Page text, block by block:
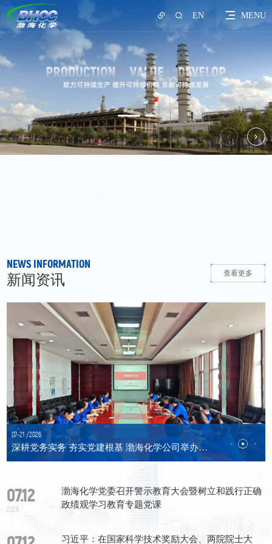
EN MENU
NEWS INFORMATION
新闻资讯 查看更多
07-21 /2026
习近平在2026世界人工智能大会暨人工智能全球治理 高级别会议开幕式上的主旨讲话
07-27 /2026
天津渤海化学股份有限公司开展“重温红色经典，传承红色精神”主题党日、团日活动
07-21 /2026
深耕党务实务 夯实党建根基 渤海化学公司举办党组织书记、党务干部综合能力提升班
07-21 /2026
习近平在2026世界人工智能大会暨人工智能全球治理 高级别会议开幕式上的主旨讲话
07-27 /2026
天津渤海化学股份有限公司开展“重温红色经典，传承红色精神”主题党日、团日活动
07.12
2026
渤海化学党委召开警示教育大会暨树立和践行正确
政绩观学习教育专题党课
习近平：在国家科学技术奖励大会、两院院士大